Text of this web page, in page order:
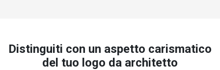
Distinguiti con un aspetto carismatico
del tuo logo da architetto